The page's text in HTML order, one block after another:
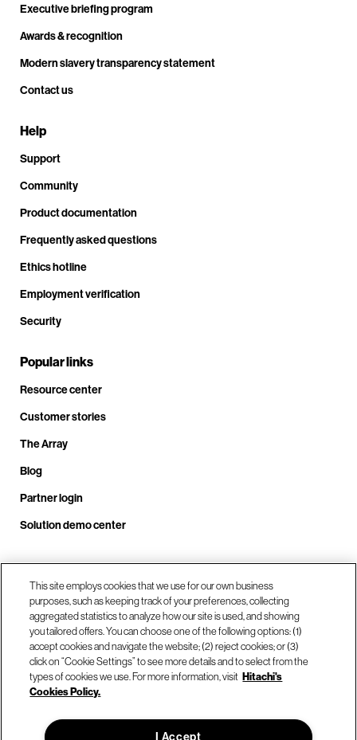
Executive briefing program
Awards & recognition
Modern slavery transparency statement
Contact us
Help
Support
Community
Product documentation
Frequently asked questions
Ethics hotline
Employment verification
Security
Popular links
Resource center
Customer stories
The Array
Blog
Partner login
Solution demo center
Call us at +1.678.403.3035
Our locations
This site employs cookies that we use for our own business
purposes, such as keeping track of your preferences, collecting
aggregated statistics to analyze how our site is used, and showing
you tailored offers. You can choose one of the following options: (1)
accept cookies and navigate the website; (2) reject cookies; or (3)
click on “Cookie Settings” to see more details and to select from the
types of cookies we use. For more information, visit Hitachi's
Cookies Policy.
I Accept